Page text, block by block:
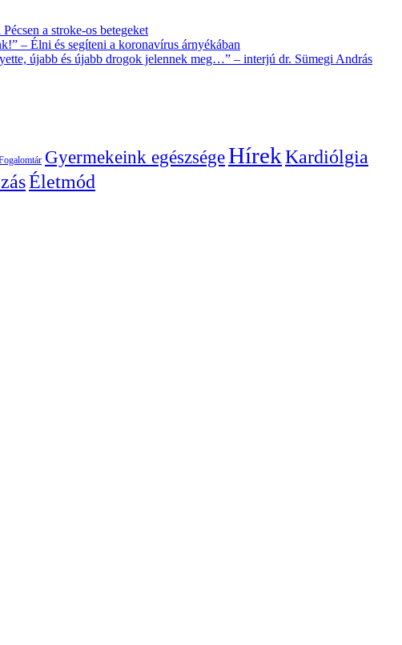
a stroke-os betegeket
– Élni és segíteni a koronavírus árnyékában
újabb és újabb drogok jelennek meg…” – interjú dr. Sümegi András
Gyermekeink egészségeHírekKardiólgia
Életmód